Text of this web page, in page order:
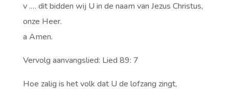
v .… dit bidden wij U in de naam van Jezus Christus,
onze Heer.
a Amen.
Vervolg aanvangslied: Lied 89: 7
Hoe zalig is het volk dat U de lofzang zingt,